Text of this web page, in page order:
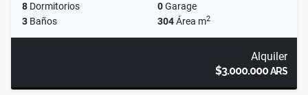
8 Dormitorios 0Garage
3 Baños 304Área m2
Alquiler
$3.000.000ARS